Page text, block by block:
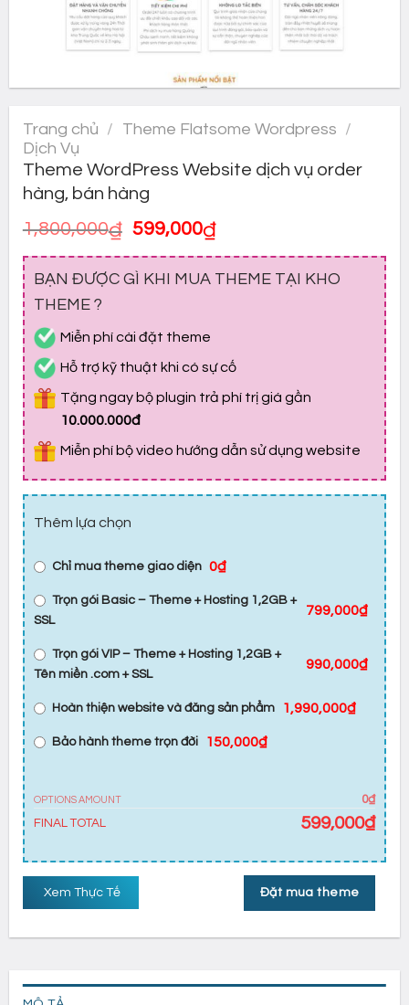
Trang chủ / Theme Flatsome Wordpress /
Dịch Vụ
Theme WordPress Website dịch vụ order
hàng, bán hàng
1,800,000₫ Giá
là:
1,800,000₫.
599,000₫Giá
là:
BẠN ĐƯỢC GÌ KHI MUA THEME TẠI KHO
THEME ?
Miễn phí cài đặt theme
Hỗ trợ kỹ thuật khi có sự cố
Tặng ngay bộ plugin trả phí trị giá gần
10.000.000đ
Miễn phí bộ video hướng dẫn sử dụng website
Thêm lựa chọn
Chỉ mua theme giao diện 0₫
Trọn gói Basic – Theme + Hosting 1,2GB +
SSL
799,000₫
Trọn gói VIP – Theme + Hosting 1,2GB +
Tên miền .com + SSL
990,000₫
Hoàn thiện website và đăng sản phẩm 1,990,000₫
Bảo hành theme trọn đời 150,000₫
OPTIONS AMOUNT
0₫
FINAL TOTAL
599,000₫
Đặt mua theme
Xem Thực Tế